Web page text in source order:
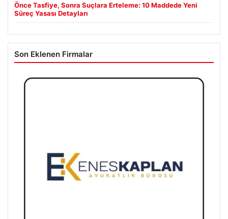
Önce Tasfiye, Sonra Suçlara Erteleme: 10 Maddede Yeni
Süreç Yasası Detayları
Son Eklenen Firmalar